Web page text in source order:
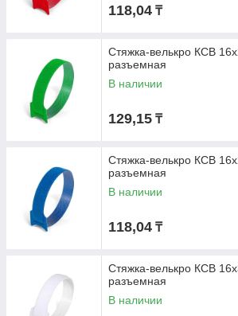
118,04 ₸
Стяжка-велькро КСВ
разъемная
В наличии
129,15 ₸
Стяжка-велькро КСВ
разъемная
В наличии
118,04 ₸
Стяжка-велькро КСВ
разъемная
В наличии